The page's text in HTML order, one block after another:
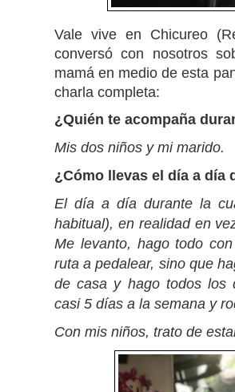
Vale vive en Chicureo
conversó con nosotros
mamá en medio de esta
charla completa:
¿Quién te acompaña
Mis dos niños y mi marido.
¿Cómo llevas el día a día
El día a día durante la
habitual), en realidad en
Me levanto, hago todo
ruta a pedalear, sino que
de casa y hago todos los
casi 5 días a la semana y
Con mis niños, trato de